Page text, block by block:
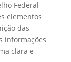
Federal
elementos
das
informações
clara e